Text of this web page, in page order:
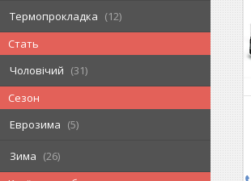
Термопрокладка
12
Стать
Чоловічий
31
Сезон
Еврозима
5
Зима
26